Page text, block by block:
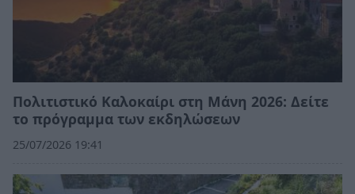
Πολιτιστικό Καλοκαίρι στη Μάνη 2026: Δείτε
το πρόγραμμα των εκδηλώσεων
25/07/2026 19:41